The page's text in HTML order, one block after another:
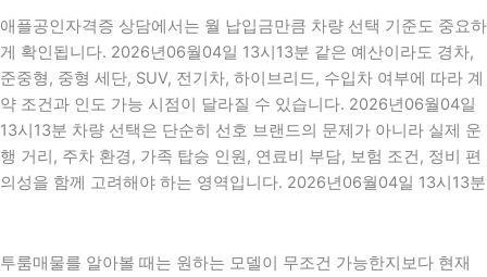
애플공인자격증 상담에서는 월 납입금만큼 차량 선택 기준도 중요하
게 확인됩니다. 2026년06월04일 13시13분 같은 예산이라도 경차,
준중형, 중형 세단, SUV, 전기차, 하이브리드, 수입차 여부에 따라 계
약 조건과 인도 가능 시점이 달라질 수 있습니다. 2026년06월04일
13시13분 차량 선택은 단순히 선호 브랜드의 문제가 아니라 실제 운
행 거리, 주차 환경, 가족 탑승 인원, 연료비 부담, 보험 조건, 정비 편
의성을 함께 고려해야 하는 영역입니다. 2026년06월04일 13시13분
투룸매물를 알아볼 때는 원하는 모델이 무조건 가능한지보다 현재